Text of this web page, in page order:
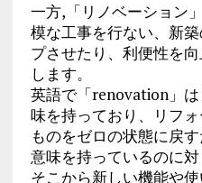
一方,「リノベーション
模な工事を行ない、新
プさせたり、利便性を
します。
英語で「renovation」
味を持っており、リフ
ものをゼロの状態に戻
意味を持っているのに
そこから新しい機能や